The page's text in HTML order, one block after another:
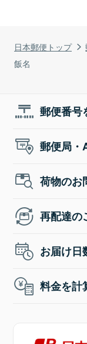
日本郵便トップ
飯名
郵便番号
郵便局・
荷物のお
再配達の
お届け日
料金を計